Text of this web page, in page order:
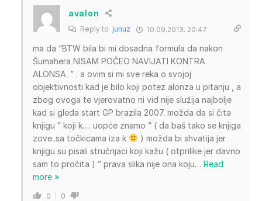
avalon
Reply to junuz 10.09.2013. 20:47
ma da “BTW bila bi mi dosadna formula da nakon
Šumahera NISAM POČEO NAVIJATI KONTRA
ALONSA. ” . a ovim si mi sve reka o svojoj
objektivnosti kad je bilo koji potez alonza u pitanju , a
zbog ovoga te vjerovatno ni vid nije služija najbolje
kad si gleda start GP brazila 2007. možda da si čita
knjigu ” koji k…. uopće znamo ” ( da baš tako se knjiga
zove..sa točkicama iza k
) možda bi shvatija jer
knjigu su pisali stručnjaci koji kažu ( otprilike jer davno
sam to pročita ) ” prava slika nije ona koju… Read
more »
0 0